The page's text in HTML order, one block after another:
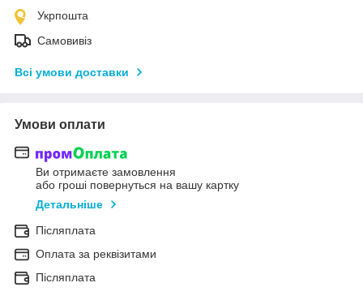
Укрпошта
Самовивіз
Всі умови доставки
Умови оплати
Ви отримаєте замовлення
або гроші повернуться на вашу картку
Детальніше
Післяплата
Оплата за реквізитами
Післяплата